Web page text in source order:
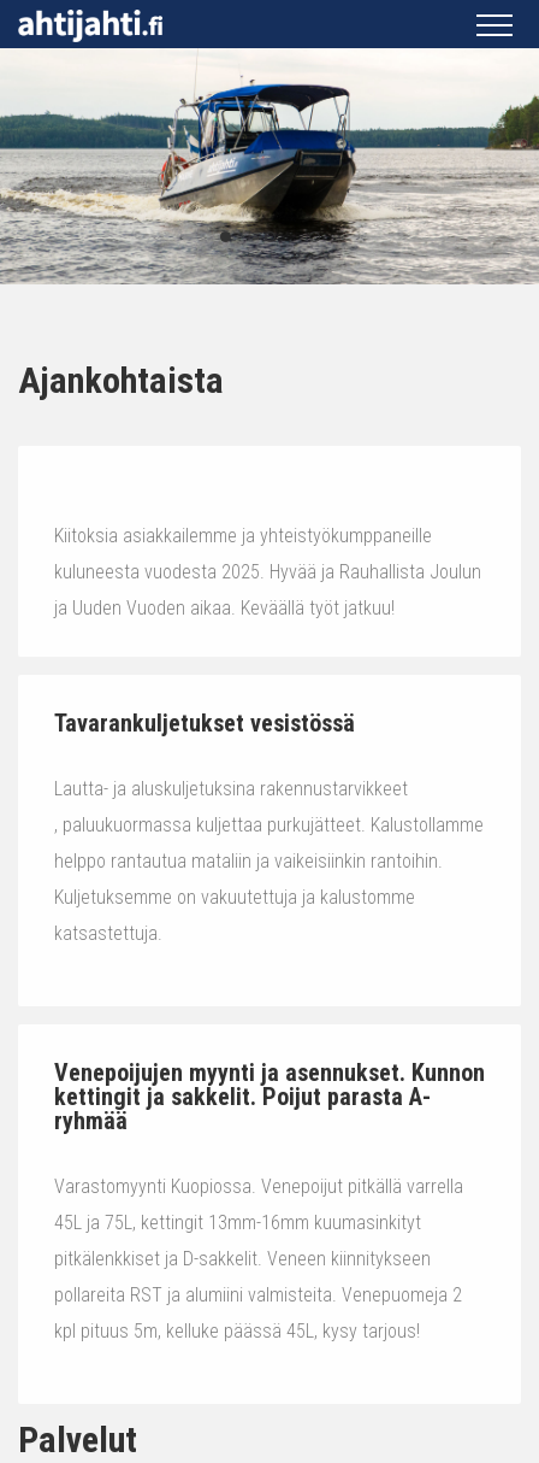
Ajankohtaista
Kiitoksia asiakkailemme ja yhteistyökumppaneille
kuluneesta vuodesta 2025. Hyvää ja Rauhallista Joulun
ja Uuden Vuoden aikaa. Keväällä työt jatkuu!
Tavarankuljetukset vesistössä
Lautta- ja aluskuljetuksina rakennustarvikkeet
, paluukuormassa kuljettaa purkujätteet. Kalustollamme
helppo rantautua mataliin ja vaikeisiinkin rantoihin.
Kuljetuksemme on vakuutettuja ja kalustomme
katsastettuja.
Venepoijujen myynti ja asennukset. Kunnon
kettingit ja sakkelit. Poijut parasta A-
ryhmää
Varastomyynti Kuopiossa. Venepoijut pitkällä varrella
45L ja 75L, kettingit 13mm-16mm kuumasinkityt
pitkälenkkiset ja D-sakkelit. Veneen kiinnitykseen
pollareita RST ja alumiini valmisteita. Venepuomeja 2
kpl pituus 5m, kelluke päässä 45L, kysy tarjous!
Palvelut